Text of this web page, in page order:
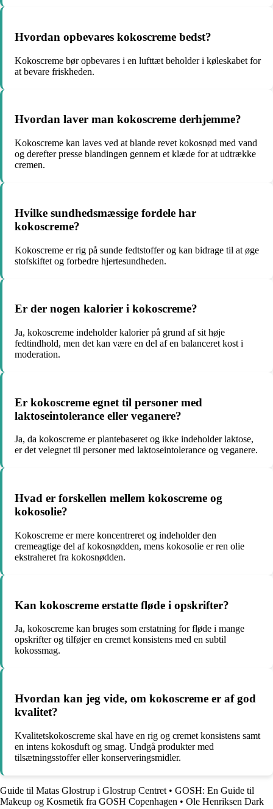
Hvordan opbevares kokoscreme bedst?
Kokoscreme bør opbevares i en lufttæt beholder i køleskabet for
at bevare friskheden.
Hvordan laver man kokoscreme derhjemme?
Kokoscreme kan laves ved at blande revet kokosnød med vand
og derefter presse blandingen gennem et klæde for at udtrække
cremen.
Hvilke sundhedsmæssige fordele har
kokoscreme?
Kokoscreme er rig på sunde fedtstoffer og kan bidrage til at øge
stofskiftet og forbedre hjertesundheden.
Er der nogen kalorier i kokoscreme?
Ja, kokoscreme indeholder kalorier på grund af sit høje
fedtindhold, men det kan være en del af en balanceret kost i
moderation.
Er kokoscreme egnet til personer med
laktoseintolerance eller veganere?
Ja, da kokoscreme er plantebaseret og ikke indeholder laktose,
er det velegnet til personer med laktoseintolerance og veganere.
Hvad er forskellen mellem kokoscreme og
kokosolie?
Kokoscreme er mere koncentreret og indeholder den
cremeagtige del af kokosnødden, mens kokosolie er ren olie
ekstraheret fra kokosnødden.
Kan kokoscreme erstatte fløde i opskrifter?
Ja, kokoscreme kan bruges som erstatning for fløde i mange
opskrifter og tilføjer en cremet konsistens med en subtil
kokossmag.
Hvordan kan jeg vide, om kokoscreme er af god
kvalitet?
Kvalitetskokoscreme skal have en rig og cremet konsistens samt
en intens kokosduft og smag. Undgå produkter med
tilsætningsstoffer eller konserveringsmidler.
Guide til Matas Glostrup i Glostrup Centret • GOSH: En Guide til
Makeup og Kosmetik fra GOSH Copenhagen • Ole Henriksen Dark